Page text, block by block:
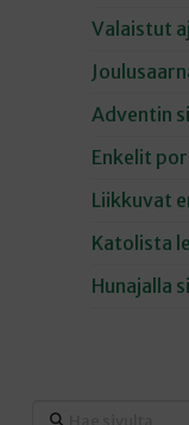
Valaistut
Adventin
Enkelit
Liikkuvat
Katolista
Hunajalla
Hae